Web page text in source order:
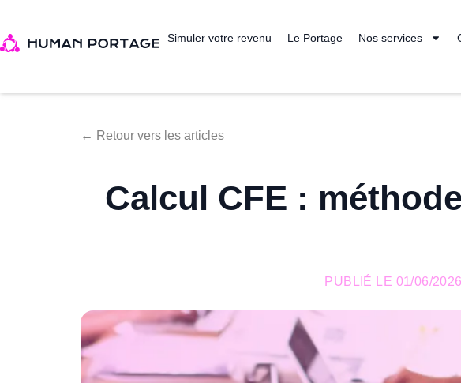
Simuler votre revenu Le Portage Nos services
← Retour vers les articles
Calcul CFE :
PUBLIÉ LE 01/06/2026